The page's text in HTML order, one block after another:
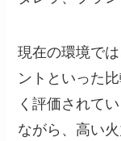
現在の環境で
ントといった
く評価されて
ながら、高い